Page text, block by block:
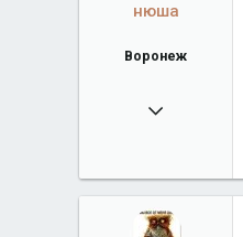
нюша
Воронеж
04.12.2007